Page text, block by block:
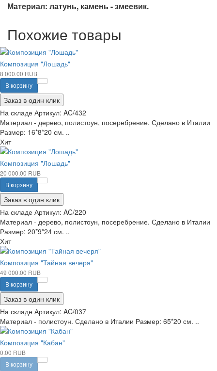
Материал: латунь, камень - змеевик.
Похожие товары
Композиция "Лошадь"
8 000.00 RUB
В корзину
Заказ в один клик
На складе Артикул: AC/432
Материал - дерево, полистоун, посеребрение. Сделано в Италии
Размер: 16*8*20 см. ..
Хит
Композиция "Лошадь"
20 000.00 RUB
В корзину
Заказ в один клик
На складе Артикул: AC/220
Материал - дерево, полистоун, посеребрение. Сделано в Италии
Размер: 20*9*24 см. ..
Хит
Композиция "Тайная вечеря"
49 000.00 RUB
В корзину
Заказ в один клик
На складе Артикул: AC/037
Материал - полистоун. Сделано в Италии Размер: 65*20 см. ..
Композиция "Кабан"
0.00 RUB
В корзину